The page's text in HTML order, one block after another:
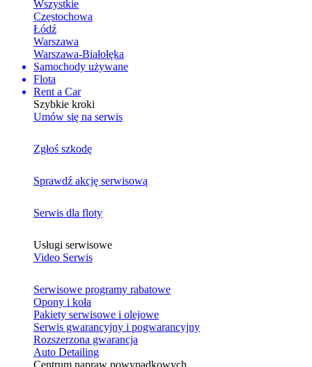
Wszystkie
Częstochowa
Łódź
Warszawa
Warszawa-Białołęka
Samochody używane
Flota
Rent a Car
Szybkie kroki
Umów się na serwis
Zgłoś szkodę
Sprawdź akcję serwisową
Serwis dla floty
Usługi serwisowe
Video Serwis
Serwisowe programy rabatowe
Opony i koła
Pakiety serwisowe i olejowe
Serwis gwarancyjny i pogwarancyjny
Rozszerzona gwarancja
Auto Detailing
Centrum napraw powypadkowych